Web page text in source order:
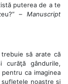
puterea de a te
– Manuscript
să arate că
curăţă gândurile,
ca imaginea
sufletele noastre şi